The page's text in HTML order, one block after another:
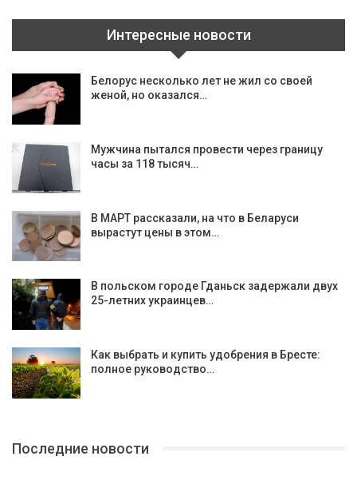
Интересные новости
Белорус несколько лет не жил со своей
женой, но оказался…
Мужчина пытался провести через границу
часы за 118 тысяч…
В МАРТ рассказали, на что в Беларуси
вырастут цены в этом…
В польском городе Гданьск задержали двух
25-летних украинцев…
Как выбрать и купить удобрения в Бресте:
полное руководство…
Последние новости